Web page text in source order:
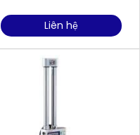
Liên hệ